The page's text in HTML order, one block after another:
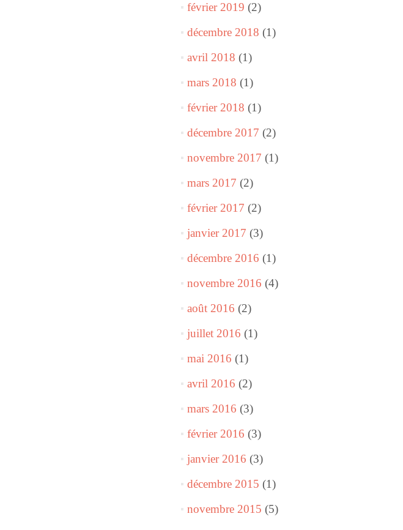
février 2019 (2)
décembre 2018 (1)
avril 2018 (1)
mars 2018 (1)
février 2018 (1)
décembre 2017 (2)
novembre 2017 (1)
mars 2017 (2)
février 2017 (2)
janvier 2017 (3)
décembre 2016 (1)
novembre 2016 (4)
août 2016 (2)
juillet 2016 (1)
mai 2016 (1)
avril 2016 (2)
mars 2016 (3)
février 2016 (3)
janvier 2016 (3)
décembre 2015 (1)
novembre 2015 (5)